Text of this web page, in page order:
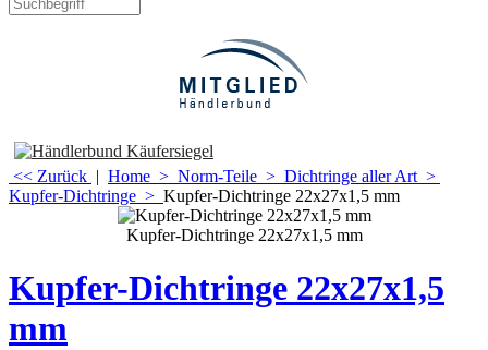
<< Zurück | Home > Norm-Teile > Dichtringe aller Art >
Kupfer-Dichtringe > Kupfer-Dichtringe 22x27x1,5 mm
Kupfer-Dichtringe 22x27x1,5 mm
Kupfer-Dichtringe 22x27x1,5
mm